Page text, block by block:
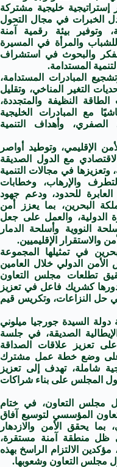
إستراتيجية خليجية مشتركة
الخبرات في مجال التحول
وتوفير بيئة رقمية آمنة
والمرأة في المسيرة
الفكر والبحوث في استشراف
المستدامة.
المبادرات المستدامة،
التغير المناخي، وتقليل
الطاقة النظيفة والمتجددة،
مع المبادرات الخليجية
الصفري، وأهداف التنمية
الإقليمي، وتوطيد أواصر
مع الدول الصديقة
وتعزيزها في مجالات التنمية
والإرهاب، وخطابات
العابرة للحدود، ودعم جهود
البحرين، بما يعزز أمن
الدولية، والعمل على جعل
النووية وأسلحة الدمار
والاستقرار الإقليميين.
في تمثيلها المجموعة
الأمن الدولي خلال العامين
تطلعات مجلس التعاون
كشريك فاعل في تعزيز
في حل النزاعات، وتكريس قيم
السيدة جورجيا ميلوني
الصديقة، في جلسة
تعزيز علاقات الصداقة
على وضع خطة عمل مشترك
شاملة، تهدف إلى تعزيز
المجلس على بناء شراكات
مجلس التعاون، في ختام
المؤسسي لتوسيع آفاق
بما يحقق الأمن والازدهار
ظل منطقة آمنة مستقرة،
الالتزام الراسخ بهذه
مجلس التعاون وشعوبها.